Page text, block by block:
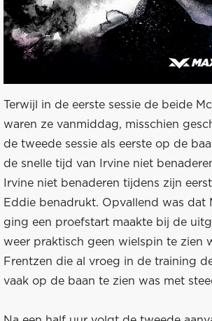
Terwijl in de eerste sessie de beide
waren ze vanmiddag, misschien
de tweede sessie als eerste op de
de snelle tijd van Irvine niet
Irvine niet benaderen tijdens zijn
Eddie benadrukt. Opvallend was dat
ging een proefstart maakte bij de
weer praktisch geen wielspin te zien
Frentzen die al vroeg in de training
vaak op de baan te zien was met